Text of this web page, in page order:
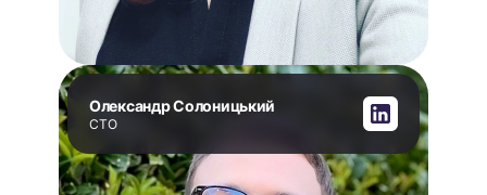
Олександр Солоницький
CTO